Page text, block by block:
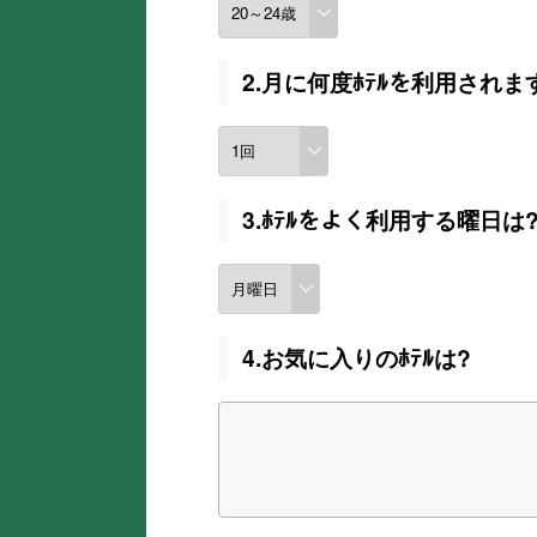
2.月に何度ﾎﾃﾙを利用されま
3.ﾎﾃﾙをよく利用する曜日は?
4.お気に入りのﾎﾃﾙは?